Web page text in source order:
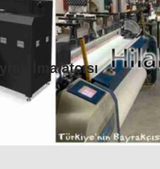
İmalatçısı
büyük ebatlı, dikkat çekici ve özel
Rizespor Bayrağı, Alibeyköyspor
malzemelerden üretilen bayrakların
ve tutkularını güçlü bir şekilde ifade
yükseklere kaldırılması,
yaratır. Sonuç olarak takım
bilinçli ve düzenli bir şekilde
hizmet vermektedir.